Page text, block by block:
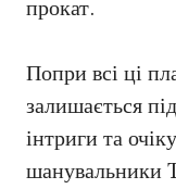
прокат.
Попри всі ці
залишається
інтриги та
шанувальники